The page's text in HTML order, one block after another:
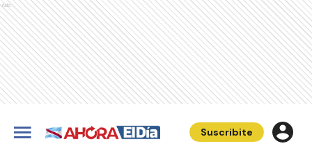
Ads
Suscribite